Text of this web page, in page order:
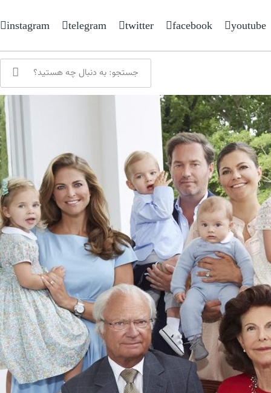
instagram telegram twitter facebook youtube